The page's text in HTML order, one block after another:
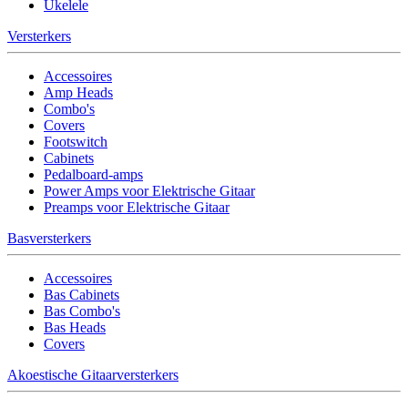
Ukelele
Versterkers
Accessoires
Amp Heads
Combo's
Covers
Footswitch
Cabinets
Pedalboard-amps
Power Amps voor Elektrische Gitaar
Preamps voor Elektrische Gitaar
Basversterkers
Accessoires
Bas Cabinets
Bas Combo's
Bas Heads
Covers
Akoestische Gitaarversterkers